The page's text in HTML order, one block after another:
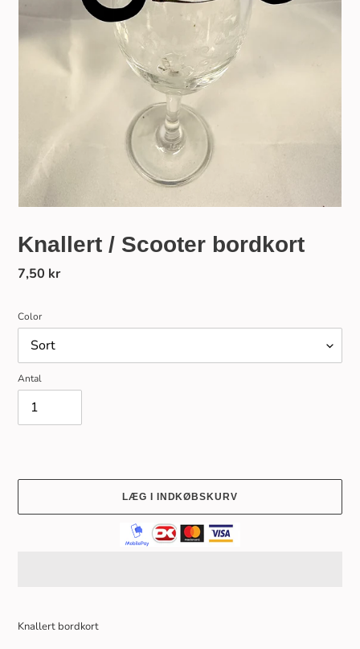
Knallert / Scooter bordkort
Normalpris
7,50 kr
Color
Antal
LÆG I INDKØBSKURV
iKnallert bordkort